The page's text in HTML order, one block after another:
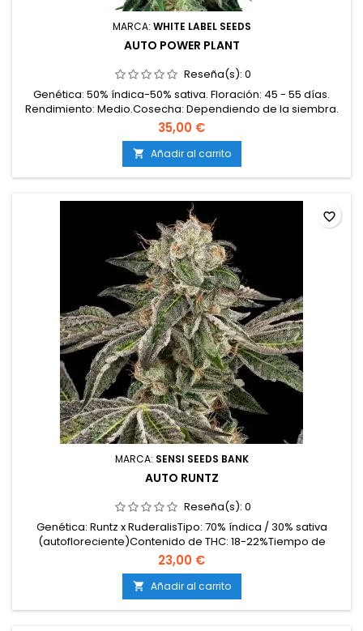
MARCA: WHITE LABEL SEEDS
AUTO POWER PLANT
Reseña(s): 0
Genética: 50% índica-50% sativa. Floración: 45 - 55 días.
Rendimiento: Medio.Cosecha: Dependiendo de la siembra.
35,00 €
 Añadir al carrito
MARCA: SENSI SEEDS BANK
AUTO RUNTZ
Reseña(s): 0
Genética: Runtz x RuderalisTipo: 70% índica / 30% sativa
(autofloreciente)Contenido de THC: 18-22%Tiempo de
cultivo: 10-11 semanas desde la germinaciónProducción en
interior: 450-500 g/m²Producción en exterior: 120 g/planta o
másAltura: 70-100 cm en interior; hasta 140 cm en
exteriorAromas y sabores: Dulces y cremosos con notas...
23,00 €
 Añadir al carrito
favorite_border